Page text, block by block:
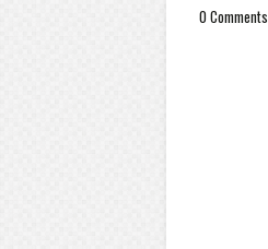
0 Comments